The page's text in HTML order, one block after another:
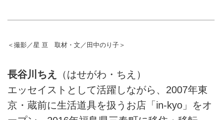
＜撮影／星 亘 取材・文／田中のり子＞
長谷川ちえ
（はせがわ・ちえ）
エッセイストとして活躍しながら、2007年東
京・蔵前に生活道具を扱うお店「in-kyo」をオ